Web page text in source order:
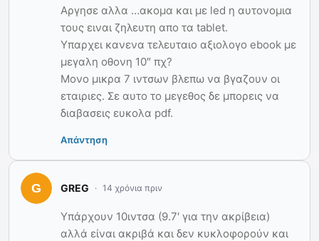
Αργησε αλλα …ακομα και με led η αυτονομια
τους ειναι ζηλευτη απο τα tablet.
Υπαρχει κανενα τελευταιο αξιολογο ebook με
μεγαλη οθονη 10″ πχ?
Μονο μικρα 7 ιντσων βλεπω να βγαζουν οι
εταιριες. Σε αυτο το μεγεθος δε μπορεις να
διαβασεις ευκολα pdf.
Απάντηση
GREG 14 χρόνια πριν
Υπάρχουν 10ιντσα (9.7′ για την ακρίβεια)
αλλά είναι ακριβά και δεν κυκλοφορούν και